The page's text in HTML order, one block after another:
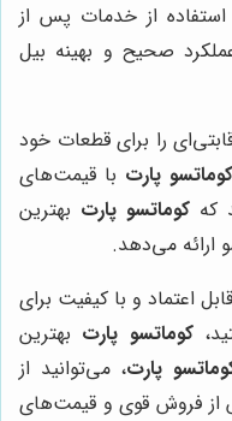
از خدمات پس از
صحیح و بهینه بیل
را برای قطعات خود
کوماتسو پارت با قیمت‌های
کهکوماتسو پارت بهترین
ارائه می‌دهد.
اعتماد و با کیفیت برای
کوماتسو پارت بهترین
پارت، می‌توانید از
فروش قوی و قیمت‌های